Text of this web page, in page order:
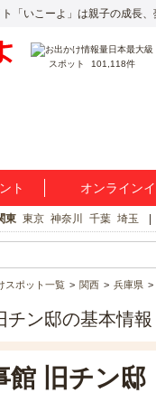
「いこーよ」は親子の成長、
スポット 101,118件
ト オンライン
東 東京 神奈川 千葉 埼玉
スポット一覧 関西 兵庫県
チン邸の基本情報
館 旧チン邸